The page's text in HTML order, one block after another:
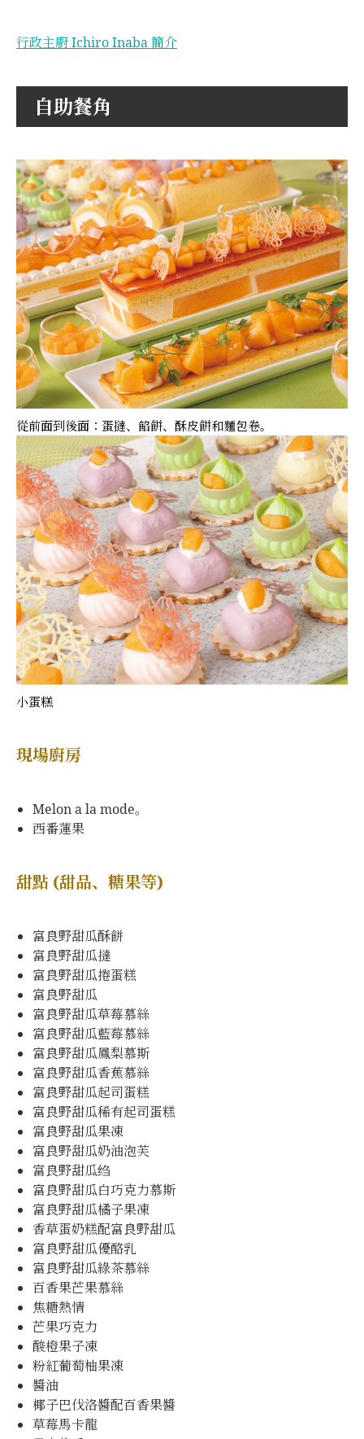
行政主廚 Ichiro Inaba 簡介
自助餐角
從前面到後面：蛋撻、餡餅、酥皮餅和麵包卷。
小蛋糕
現場廚房
Melon a la mode。
西番蓮果
甜點 (甜品、糖果等)
富良野甜瓜酥餅
富良野甜瓜撻
富良野甜瓜捲蛋糕
富良野甜瓜
富良野甜瓜草莓慕絲
富良野甜瓜藍莓慕絲
富良野甜瓜鳳梨慕斯
富良野甜瓜香蕉慕絲
富良野甜瓜起司蛋糕
富良野甜瓜稀有起司蛋糕
富良野甜瓜果凍
富良野甜瓜奶油泡芙
富良野甜瓜绉
富良野甜瓜白巧克力慕斯
富良野甜瓜橘子果凍
香草蛋奶糕配富良野甜瓜
富良野甜瓜優酪乳
富良野甜瓜綠茶慕絲
百香果芒果慕絲
焦糖熱情
芒果巧克力
酸橙果子凍
粉紅葡萄柚果凍
醬油
椰子巴伐洛醬配百香果醬
草莓馬卡龍